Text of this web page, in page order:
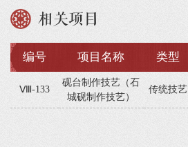
相关项目
编号 项目名称 类型
Ⅷ-133
砚台制作技艺（石
城砚制作技艺）
传统技艺